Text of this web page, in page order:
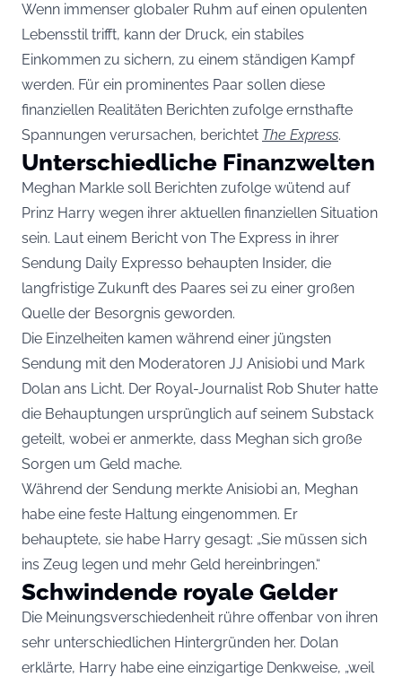
Wenn immenser globaler Ruhm auf einen opulenten
Lebensstil trifft, kann der Druck, ein stabiles
Einkommen zu sichern, zu einem ständigen Kampf
werden. Für ein prominentes Paar sollen diese
finanziellen Realitäten Berichten zufolge ernsthafte
Spannungen verursachen, berichtet The Express.
Unterschiedliche Finanzwelten
Meghan Markle soll Berichten zufolge wütend auf
Prinz Harry wegen ihrer aktuellen finanziellen Situation
sein. Laut einem Bericht von The Express in ihrer
Sendung Daily Expresso behaupten Insider, die
langfristige Zukunft des Paares sei zu einer großen
Quelle der Besorgnis geworden.
Die Einzelheiten kamen während einer jüngsten
Sendung mit den Moderatoren JJ Anisiobi und Mark
Dolan ans Licht. Der Royal-Journalist Rob Shuter hatte
die Behauptungen ursprünglich auf seinem Substack
geteilt, wobei er anmerkte, dass Meghan sich große
Sorgen um Geld mache.
Während der Sendung merkte Anisiobi an, Meghan
habe eine feste Haltung eingenommen. Er
behauptete, sie habe Harry gesagt: „Sie müssen sich
ins Zeug legen und mehr Geld hereinbringen.“
Schwindende royale Gelder
Die Meinungsverschiedenheit rühre offenbar von ihren
sehr unterschiedlichen Hintergründen her. Dolan
erklärte, Harry habe eine einzigartige Denkweise, „weil